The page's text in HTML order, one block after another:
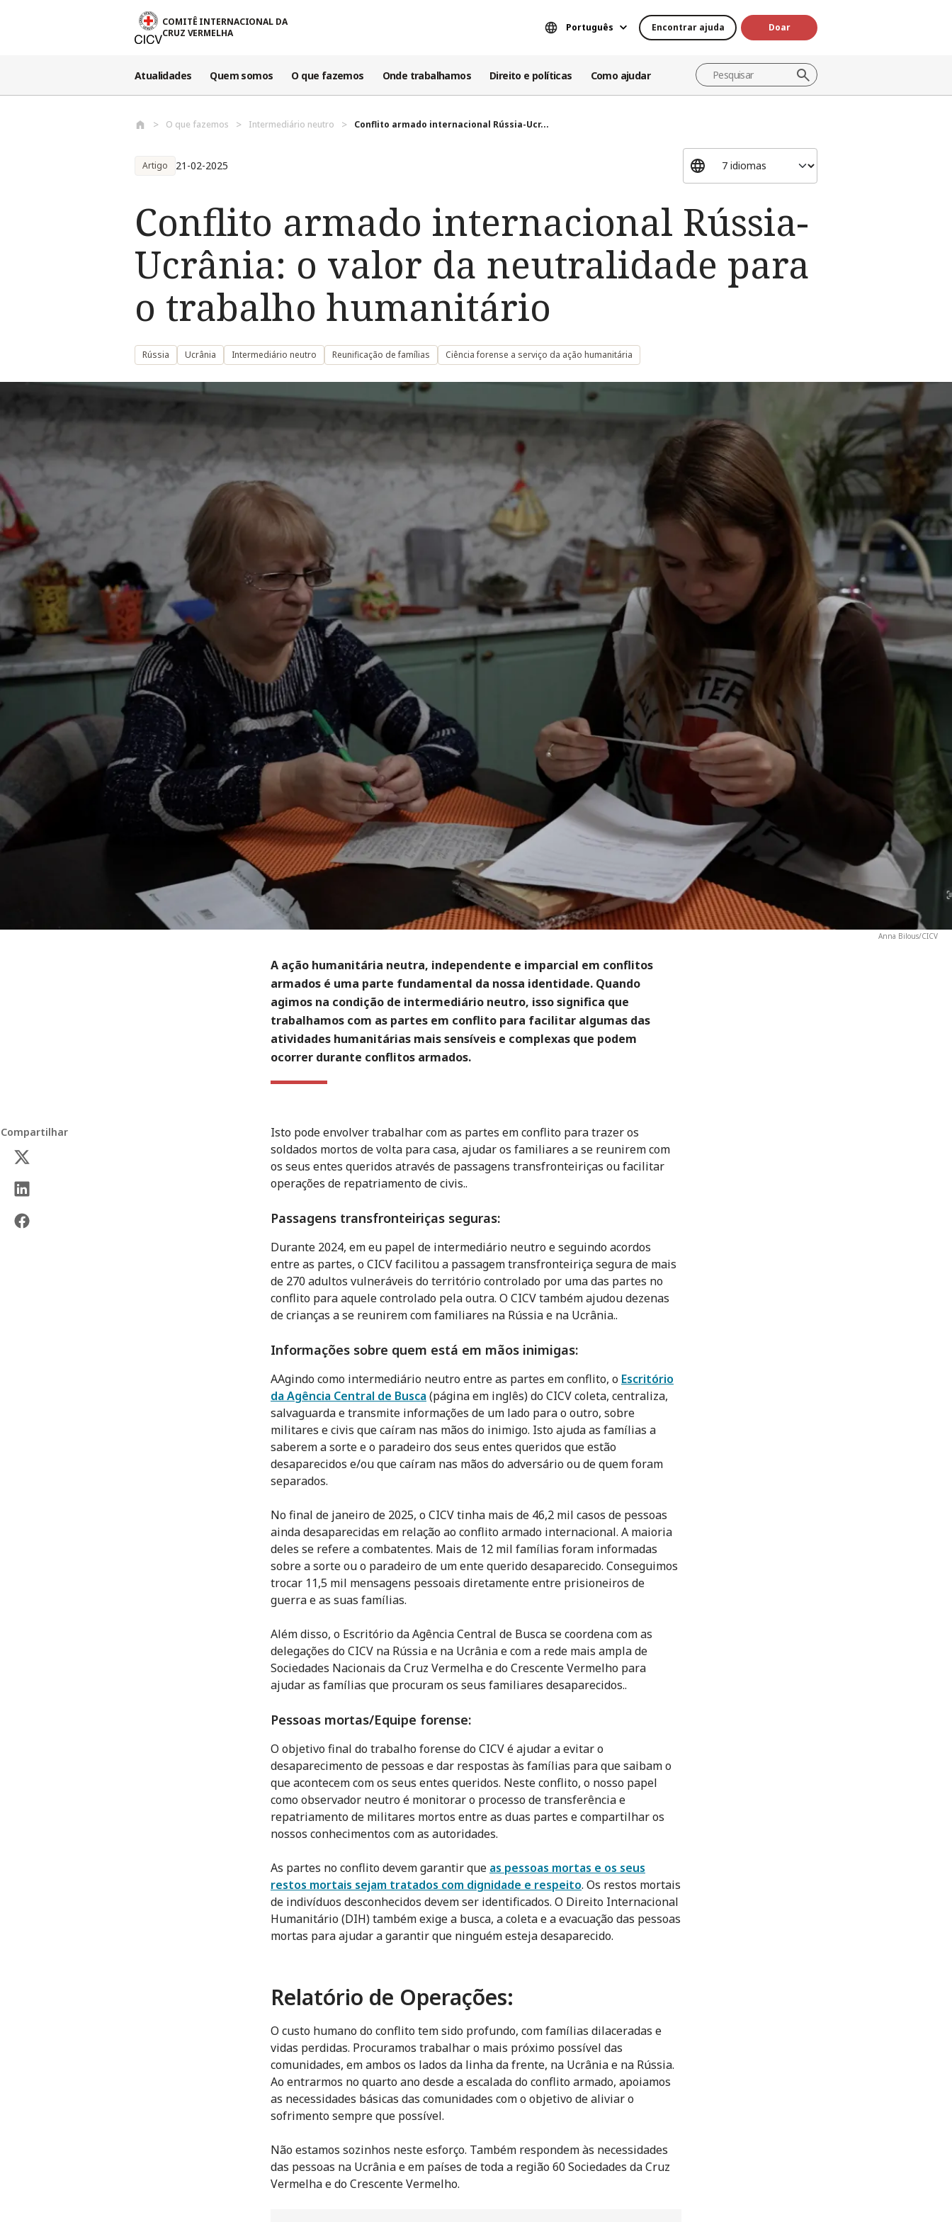
Passar para o conteúdo principal
COMITÊ INTERNACIONAL DA
CRUZ VERMELHA
Português Encontrar ajuda Doar
Atualidades Quem somos O que fazemos Onde trabalhamos Direito e políticas Como ajudar
O que fazemos Intermediário neutro Conflito armado internacional Rússia-Ucr...
Artigo 21-02-2025
Conflito armado internacional Rússia-
Ucrânia: o valor da neutralidade para
o trabalho humanitário
Rússia Ucrânia Intermediário neutro Reunificação de famílias Ciência forense a serviço da ação humanitária
Anna Bilous/CICV
A ação humanitária neutra, independente e imparcial em conflitos
armados é uma parte fundamental da nossa identidade. Quando
agimos na condição de intermediário neutro, isso significa que
trabalhamos com as partes em conflito para facilitar algumas das
atividades humanitárias mais sensíveis e complexas que podem
ocorrer durante conflitos armados.
Compartilhar
Isto pode envolver trabalhar com as partes em conflito para trazer os
soldados mortos de volta para casa, ajudar os familiares a se reunirem com
os seus entes queridos através de passagens transfronteiriças ou facilitar
operações de repatriamento de civis..
Passagens transfronteiriças seguras:
Durante 2024, em eu papel de intermediário neutro e seguindo acordos
entre as partes, o CICV facilitou a passagem transfronteiriça segura de mais
de 270 adultos vulneráveis do território controlado por uma das partes no
conflito para aquele controlado pela outra. O CICV também ajudou dezenas
de crianças a se reunirem com familiares na Rússia e na Ucrânia..
Informações sobre quem está em mãos inimigas:
AAgindo como intermediário neutro entre as partes em conflito, o Escritório
da Agência Central de Busca (página em inglês) do CICV coleta, centraliza,
salvaguarda e transmite informações de um lado para o outro, sobre
militares e civis que caíram nas mãos do inimigo. Isto ajuda as famílias a
saberem a sorte e o paradeiro dos seus entes queridos que estão
desaparecidos e/ou que caíram nas mãos do adversário ou de quem foram
separados.
No final de janeiro de 2025, o CICV tinha mais de 46,2 mil casos de pessoas
ainda desaparecidas em relação ao conflito armado internacional. A maioria
deles se refere a combatentes. Mais de 12 mil famílias foram informadas
sobre a sorte ou o paradeiro de um ente querido desaparecido. Conseguimos
trocar 11,5 mil mensagens pessoais diretamente entre prisioneiros de
guerra e as suas famílias.
Além disso, o Escritório da Agência Central de Busca se coordena com as
delegações do CICV na Rússia e na Ucrânia e com a rede mais ampla de
Sociedades Nacionais da Cruz Vermelha e do Crescente Vermelho para
ajudar as famílias que procuram os seus familiares desaparecidos..
Pessoas mortas/Equipe forense:
O objetivo final do trabalho forense do CICV é ajudar a evitar o
desaparecimento de pessoas e dar respostas às famílias para que saibam o
que acontecem com os seus entes queridos. Neste conflito, o nosso papel
como observador neutro é monitorar o processo de transferência e
repatriamento de militares mortos entre as duas partes e compartilhar os
nossos conhecimentos com as autoridades.
As partes no conflito devem garantir que as pessoas mortas e os seus
restos mortais sejam tratados com dignidade e respeito. Os restos mortais
de indivíduos desconhecidos devem ser identificados. O Direito Internacional
Humanitário (DIH) também exige a busca, a coleta e a evacuação das pessoas
mortas para ajudar a garantir que ninguém esteja desaparecido.
Relatório de Operações:
O custo humano do conflito tem sido profundo, com famílias dilaceradas e
vidas perdidas. Procuramos trabalhar o mais próximo possível das
comunidades, em ambos os lados da linha da frente, na Ucrânia e na Rússia.
Ao entrarmos no quarto ano desde a escalada do conflito armado, apoiamos
as necessidades básicas das comunidades com o objetivo de aliviar o
sofrimento sempre que possível.
Não estamos sozinhos neste esforço. Também respondem às necessidades
das pessoas na Ucrânia e em países de toda a região 60 Sociedades da Cruz
Vermelha e do Crescente Vermelho.